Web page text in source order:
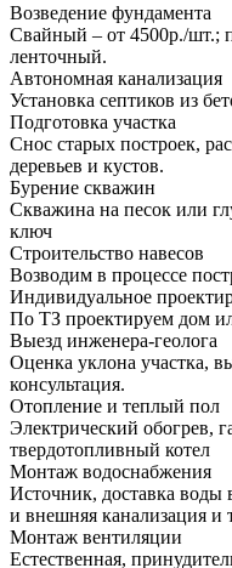
Возведение фундамента
Свайный – от 4500р./
ленточный.
Автономная канализация
Установка септиков из
Подготовка участка
Снос старых построек,
деревьев и кустов.
Бурение скважин
Скважина на песок или
ключ
Строительство навесов
Возводим в процессе
Индивидуальное
По ТЗ проектируем дом
Выезд инженера-геолога
Оценка уклона участка,
консультация.
Отопление и теплый пол
Электрический обогрев,
твердотопливный котел
Монтаж водоснабжения
Источник, доставка воды
и внешняя канализация и
Монтаж вентиляции
Естественная,